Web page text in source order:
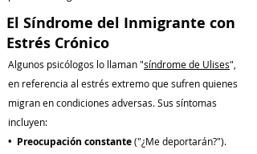
El Síndrome del Inmigrante con
Estrés Crónico
Algunos psicólogos lo llaman "síndrome de Ulises",
en referencia al estrés extremo que sufren quienes
migran en condiciones adversas. Sus síntomas
incluyen:
• Preocupación constante("¿Me deportarán?").